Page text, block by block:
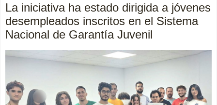
La iniciativa ha estado dirigida a jóvenes
desempleados inscritos en el Sistema
Nacional de Garantía Juvenil